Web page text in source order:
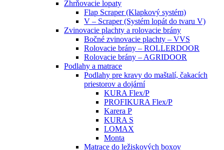
Zhrňovacie lopaty
Flap Scraper (Klapkový systém)
V – Scraper (Systém lopát do tvaru V)
Zvinovacie plachty a rolovacie brány
Bočné zvinovacie plachty – VVS
Rolovacie brány – ROLLERDOOR
Rolovacie brány – AGRIDOOR
Podlahy a matrace
Podlahy pre kravy do maštalí, čakacích
priestorov a dojární
KURA Flex/P
PROFIKURA Flex/P
Karera P
KURA S
LOMAX
Monta
Matrace do ležiskových boxov